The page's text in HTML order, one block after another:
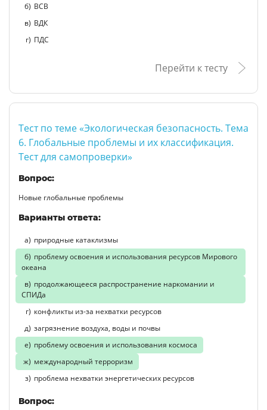
ВСВ
ВДК
ПДС
Перейти к тесту
Тест по теме «Экологическая безопасность. Тема
6. Глобальные проблемы и их классификация.
Тест для самопроверки»
Вопрос:
Новые глобальные проблемы
Варианты ответа:
природные катаклизмы
проблему освоения и использования ресурсов Мирового
океана
продолжающееся распространение наркомании и
СПИДа
конфликты из-за нехватки ресурсов
загрязнение воздуха, воды и почвы
проблему освоения и использования космоса
международный терроризм
проблема нехватки энергетических ресурсов
Вопрос: